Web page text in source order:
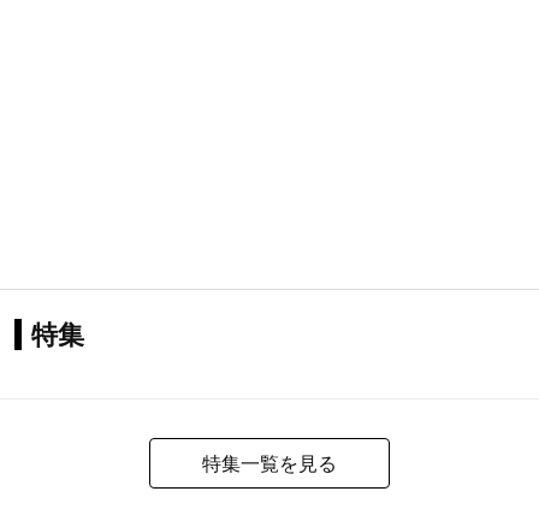
特集
特集一覧を見る